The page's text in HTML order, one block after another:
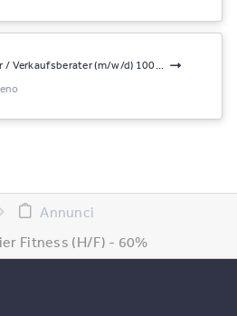
/ Verkaufsberater (m/w/d) 100...
Annunci
Fitness (H/F) - 60%